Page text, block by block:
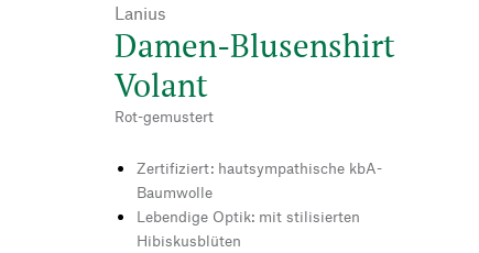
Lanius
Damen-Blusenshirt
Volant
Rot-gemustert
Zertifiziert: hautsympathische kbA-
Baumwolle
Lebendige Optik: mit stilisierten
Hibiskusblüten